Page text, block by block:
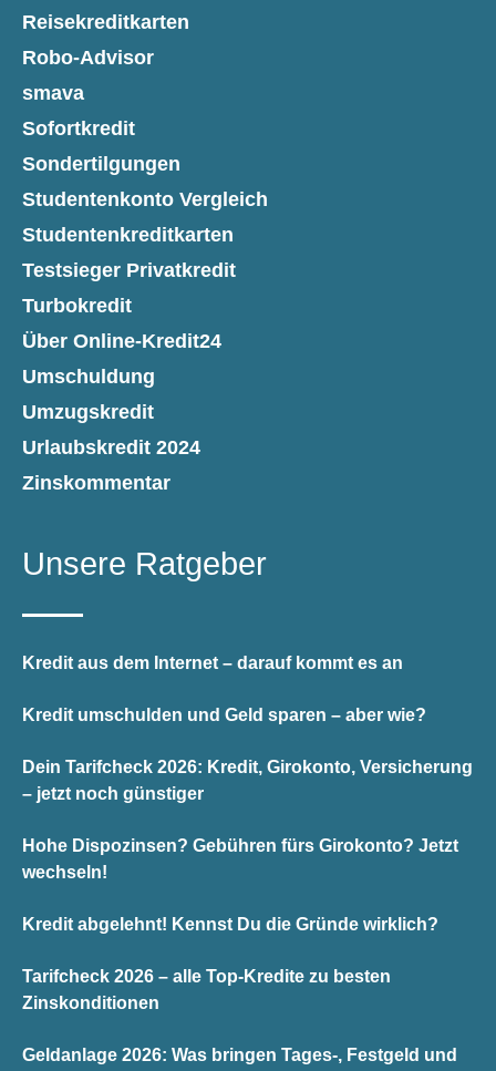
Reisekreditkarten
Robo-Advisor
smava
Sofortkredit
Sondertilgungen
Studentenkonto Vergleich
Studentenkreditkarten
Testsieger Privatkredit
Turbokredit
Über Online-Kredit24
Umschuldung
Umzugskredit
Urlaubskredit 2024
Zinskommentar
Unsere Ratgeber
Kredit aus dem Internet – darauf kommt es an
Kredit umschulden und Geld sparen – aber wie?
Dein Tarifcheck 2026: Kredit, Girokonto, Versicherung
– jetzt noch günstiger
Hohe Dispozinsen? Gebühren fürs Girokonto? Jetzt
wechseln!
Kredit abgelehnt! Kennst Du die Gründe wirklich?
Tarifcheck 2026 – alle Top-Kredite zu besten
Zinskonditionen
Geldanlage 2026: Was bringen Tages-, Festgeld und